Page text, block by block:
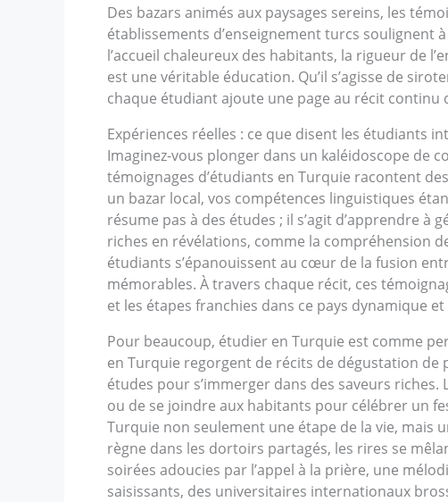
Des bazars animés aux paysages sereins, les
établissements d’enseignement turcs soulignent
l’accueil chaleureux des habitants, la rigueur de
est une véritable éducation. Qu’il s’agisse de
chaque étudiant ajoute une page au récit continu
Expériences réelles : ce que disent les étudiants
Imaginez-vous plonger dans un kaléidoscope de
témoignages d’étudiants en Turquie racontent
un bazar local, vos compétences linguistiques
résume pas à des études ; il s’agit d’apprendre
riches en révélations, comme la compréhension
étudiants s’épanouissent au cœur de la fusion
mémorables. À travers chaque récit, ces
et les étapes franchies dans ce pays dynamique
Pour beaucoup, étudier en Turquie est comme
en Turquie regorgent de récits de dégustation de
études pour s’immerger dans des saveurs
ou de se joindre aux habitants pour célébrer un
Turquie non seulement une étape de la vie, mais
règne dans les dortoirs partagés, les rires se
soirées adoucies par l’appel à la prière, une
saisissants, des universitaires internationaux